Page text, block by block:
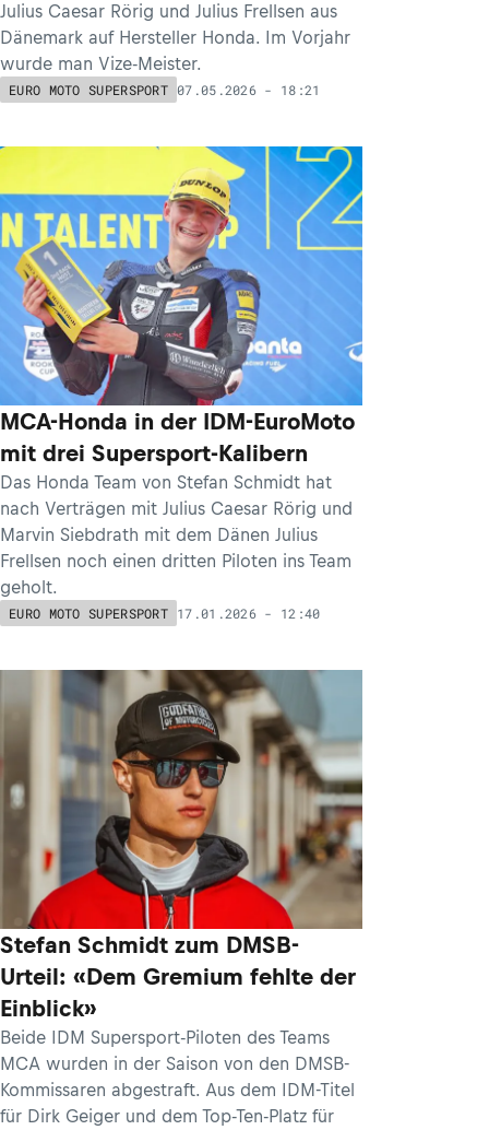
Julius Caesar Rörig und Julius Frellsen aus
Dänemark auf Hersteller Honda. Im Vorjahr
wurde man Vize-Meister.
EURO MOTO SUPERSPORT 07.05.2026 - 18:21
MCA-Honda in der IDM-EuroMoto
mit drei Supersport-Kalibern
Das Honda Team von Stefan Schmidt hat
nach Verträgen mit Julius Caesar Rörig und
Marvin Siebdrath mit dem Dänen Julius
Frellsen noch einen dritten Piloten ins Team
geholt.
EURO MOTO SUPERSPORT 17.01.2026 - 12:40
Stefan Schmidt zum DMSB-
Urteil: «Dem Gremium fehlte der
Einblick»
Beide IDM Supersport-Piloten des Teams
MCA wurden in der Saison von den DMSB-
Kommissaren abgestraft. Aus dem IDM-Titel
für Dirk Geiger und dem Top-Ten-Platz für